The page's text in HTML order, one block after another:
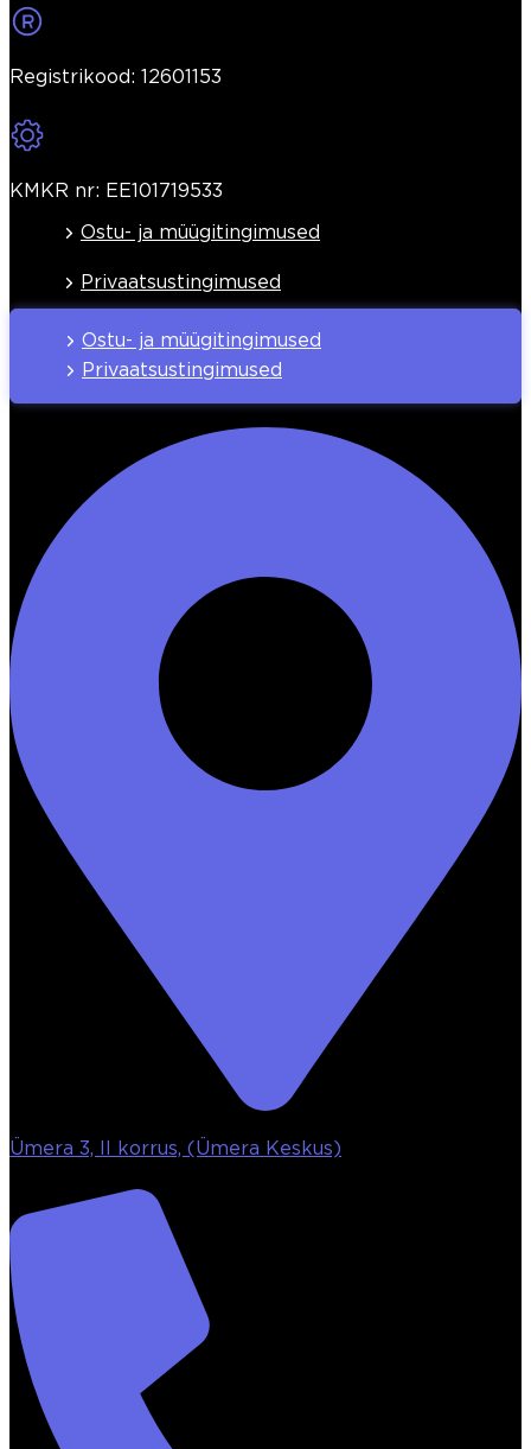
Registrikood: 12601153
KMKR nr: EE101719533
Ostu- ja müügitingimused
Privaatsustingimused
Ostu- ja müügitingimused
Privaatsustingimused
Ümera 3, II korrus, (Ümera Keskus)